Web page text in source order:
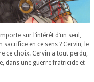
sur l’intérêt d’un seul,
en ce sens ? Cervin, le
ce choix. Cervin a tout perdu,
dans une guerre fratricide et